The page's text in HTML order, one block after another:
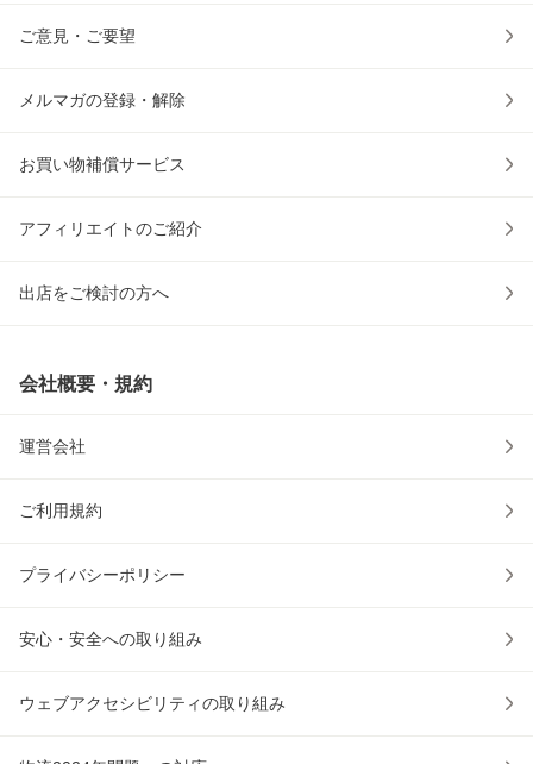
ご意見・ご要望
メルマガの登録・解除
お買い物補償サービス
アフィリエイトのご紹介
出店をご検討の方へ
会社概要・規約
運営会社
ご利用規約
プライバシーポリシー
安心・安全への取り組み
ウェブアクセシビリティの取り組み